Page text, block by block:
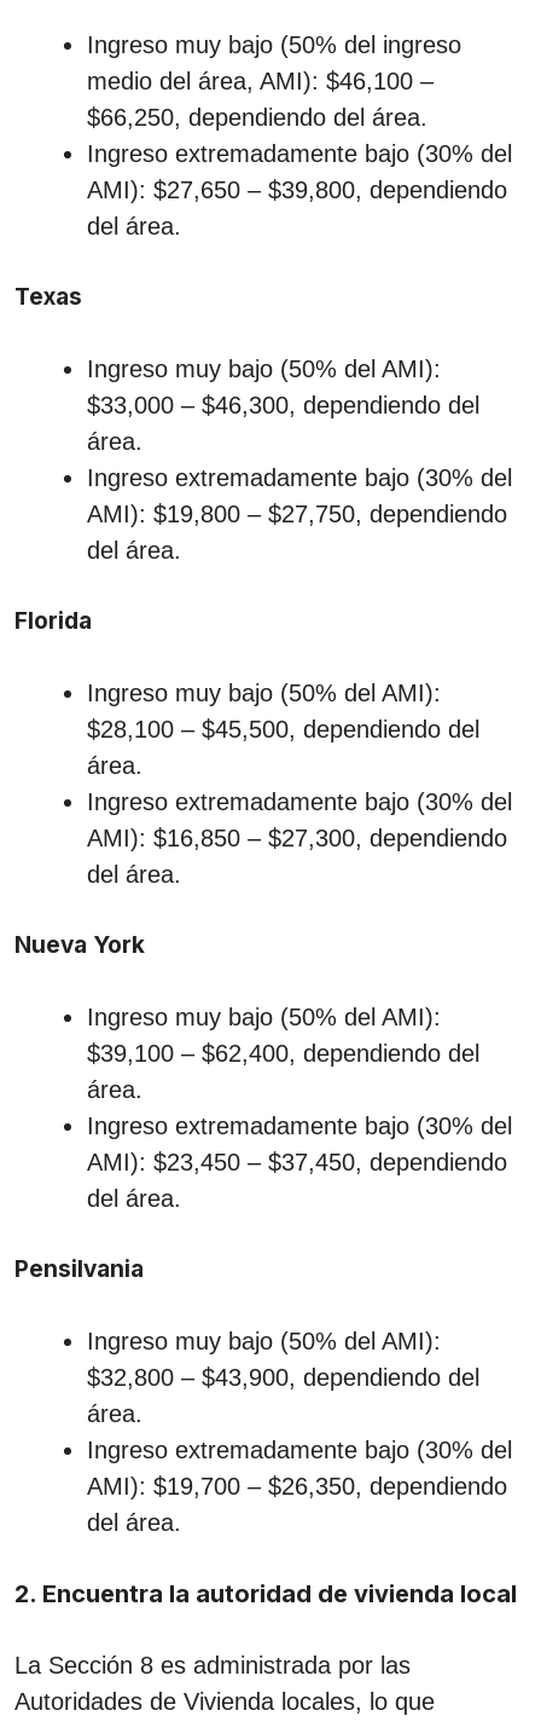
Ingreso muy bajo (50% del ingreso
medio del área, AMI): $46,100 –
$66,250, dependiendo del área.
Ingreso extremadamente bajo (30% del
AMI): $27,650 – $39,800, dependiendo
del área.
Texas
Ingreso muy bajo (50% del AMI):
$33,000 – $46,300, dependiendo del
área.
Ingreso extremadamente bajo (30% del
AMI): $19,800 – $27,750, dependiendo
del área.
Florida
Ingreso muy bajo (50% del AMI):
$28,100 – $45,500, dependiendo del
área.
Ingreso extremadamente bajo (30% del
AMI): $16,850 – $27,300, dependiendo
del área.
Nueva York
Ingreso muy bajo (50% del AMI):
$39,100 – $62,400, dependiendo del
área.
Ingreso extremadamente bajo (30% del
AMI): $23,450 – $37,450, dependiendo
del área.
Pensilvania
Ingreso muy bajo (50% del AMI):
$32,800 – $43,900, dependiendo del
área.
Ingreso extremadamente bajo (30% del
AMI): $19,700 – $26,350, dependiendo
del área.
2. Encuentra la autoridad de vivienda local
La Sección 8 es administrada por las
Autoridades de Vivienda locales, lo que